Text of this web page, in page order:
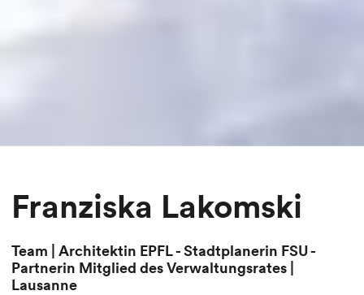
Franziska Lakomski
Team | Architektin EPFL - Stadtplanerin FSU -
Partnerin Mitglied des Verwaltungsrates |
Lausanne